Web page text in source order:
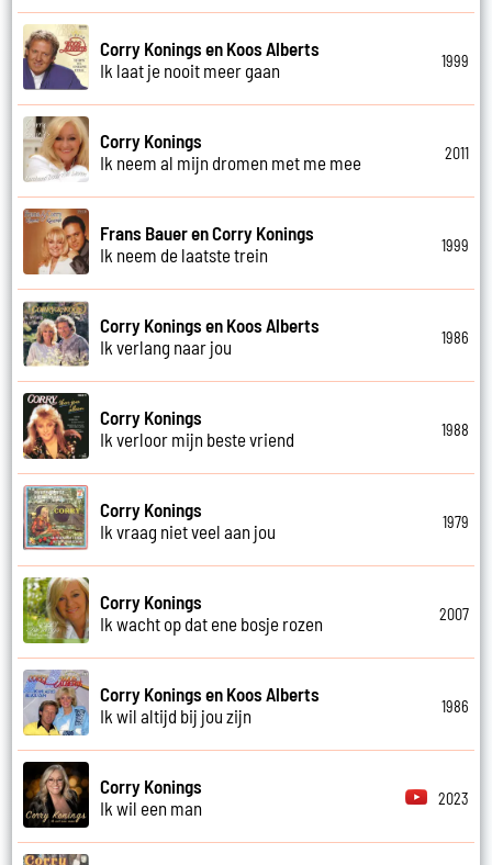
Corry Konings en Koos Alberts
Ik laat je nooit meer gaan
1999
Corry Konings
Ik neem al mijn dromen met me mee
2011
Frans Bauer en Corry Konings
Ik neem de laatste trein
1999
Corry Konings en Koos Alberts
Ik verlang naar jou
1986
Corry Konings
Ik verloor mijn beste vriend
1988
Corry Konings
Ik vraag niet veel aan jou
1979
Corry Konings
Ik wacht op dat ene bosje rozen
2007
Corry Konings en Koos Alberts
Ik wil altijd bij jou zijn
1986
Corry Konings
Ik wil een man
2023